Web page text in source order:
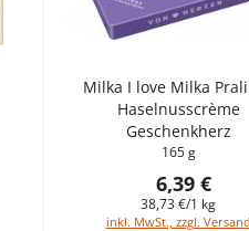
Milka I love Milka
Haselnusscrème
Geschenkherz
165 g
6,39 €
38,73 €/1 kg
inkl. MwSt., zzgl. Versand